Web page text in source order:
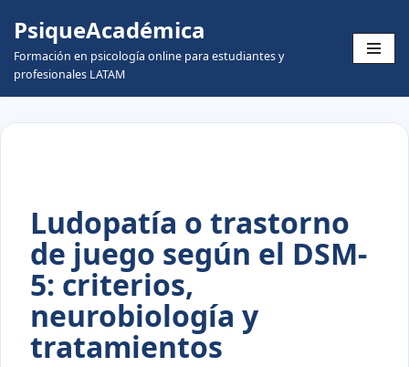
Skip
to
content
PsiqueAcadémica
Formación en psicología online para estudiantes y
profesionales LATAM
Ludopatía o trastorno
de juego según el DSM-
5: criterios,
neurobiología y
tratamientos